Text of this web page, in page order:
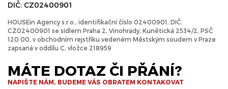
DIČ: CZ02400901
HOUSEin Agency s.r.o., identifikační číslo 02400901, DIČ:
CZ02400901 se sídlem Praha 2, Vinohrady, Kunětická 2534/2, PSČ
120 00, v obchodním rejstříku vedeném Městským soudem v Praze
zapsaná v oddílu C, vložce 218959
MÁTE DOTAZ ČI PŘÁNÍ?
NAPIŠTE NÁM, BUDEME VÁS OBRATEM KONTAKOVAT